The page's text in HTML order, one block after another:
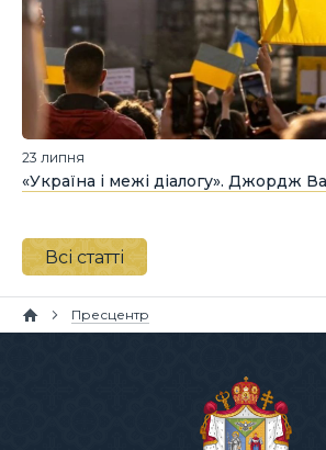
23 липня
«Україна і межі діалогу». Джордж
Всі статті
Пресцентр